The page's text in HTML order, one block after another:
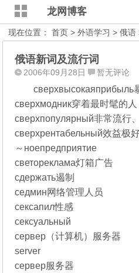
龙网博客
现在位置：首页 >外语学习 >俄语
俄语新词及流行词
2006年09月28日 暂无评论
сверхвысокаяприбыль
сверхмодник穿着最时髦的人
сверхпопулярный非常流行
сверхрентабельный效益极
～ноепредприятие
светореклама灯箱广告
сдержать遏制
седмин网络管理人员
сексапил性感
сексуальный
сервер（计算机）服务器
server
сервер服务器